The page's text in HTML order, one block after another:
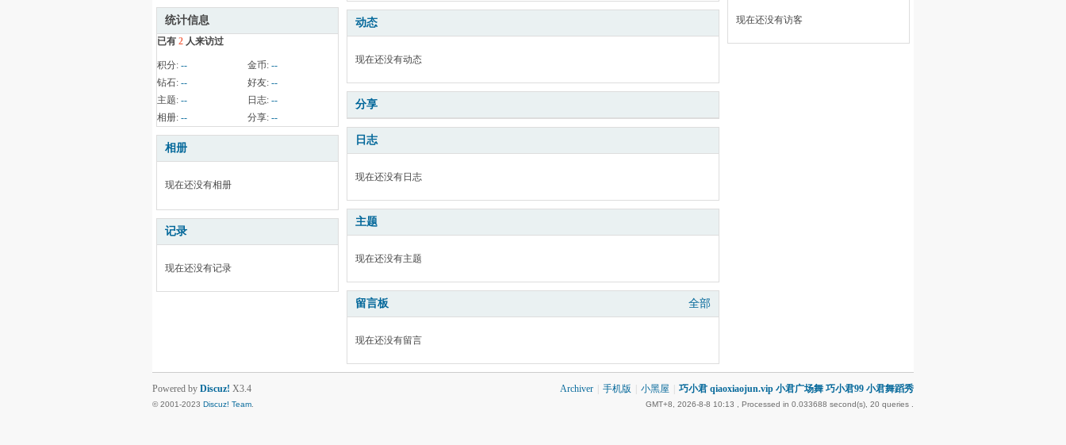
统计信息
已有 2 人来访过
积分: -- 金币: --
钻石: -- 好友: --
主题: -- 日志: --
相册: -- 分享: --
相册
现在还没有相册
记录
现在还没有记录
动态
现在还没有动态
分享
日志
现在还没有日志
主题
现在还没有主题
留言板 全部
现在还没有留言
现在还没有访客
Archiver 手机版 小黑屋 巧小君 qiaoxiaojun.vip 小君广场舞 巧小君99 小君舞蹈秀
GMT+8, 2026-8-8 10:13 , Processed in 0.033688 second(s), 20 queries .
Powered by Discuz! X3.4
© 2001-2023 Discuz! Team